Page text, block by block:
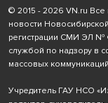
© 2015 - 2026 VN.ru Все
новости
регистрации СМИ ЭЛ №
службой по надзору в
массовых
Учредитель ГАУ НСО